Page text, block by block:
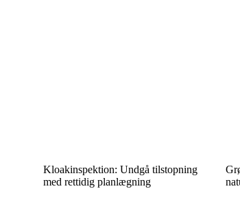
Kloakinspektion: Undgå tilstopning
med rettidig planlægning